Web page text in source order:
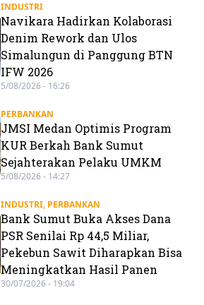
INDUSTRI
Navikara Hadirkan Kolaborasi
Denim Rework dan Ulos
Simalungun di Panggung BTN
IFW 2026
5/08/2026 - 16:26
PERBANKAN
JMSI Medan Optimis Program
KUR Berkah Bank Sumut
Sejahterakan Pelaku UMKM
5/08/2026 - 14:27
INDUSTRI, PERBANKAN
Bank Sumut Buka Akses Dana
PSR Senilai Rp 44,5 Miliar,
Pekebun Sawit Diharapkan Bisa
Meningkatkan Hasil Panen
30/07/2026 - 19:04